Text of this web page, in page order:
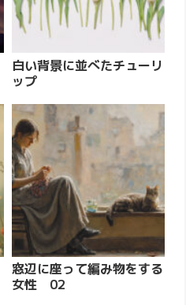
白い背景に並べたチューリ
ップ
窓辺に座って編み物をする
女性 02